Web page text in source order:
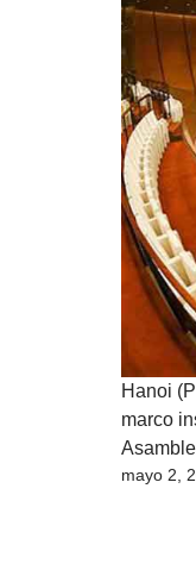
Hanoi
marco
mayo 2,